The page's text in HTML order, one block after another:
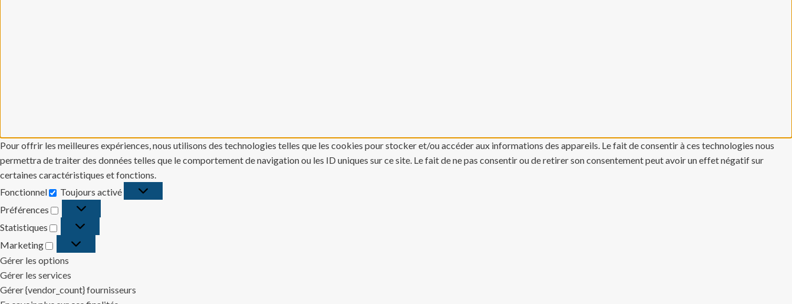
Pour offrir les meilleures expériences, nous utilisons des technologies telles que les cookies pour stocker et/ou accéder aux informations des appareils. Le fait de consentir à ces technologies nous
permettra de traiter des données telles que le comportement de navigation ou les ID uniques sur ce site. Le fait de ne pas consentir ou de retirer son consentement peut avoir un effet négatif sur
certaines caractéristiques et fonctions.
Fonctionnel
Fonctionnel
Toujours activé
Préférences
Préférences
Statistiques
Statistiques
Marketing
Marketing
Gérer les options
Gérer les services
Gérer {vendor_count} fournisseurs